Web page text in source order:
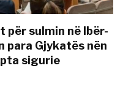
për sulmin në Ibër-
para Gjykatës nën
sigurie